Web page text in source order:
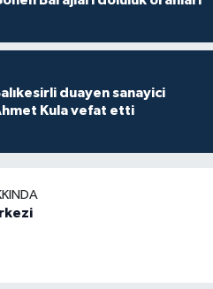
duayen sanayici
Kula vefat etti